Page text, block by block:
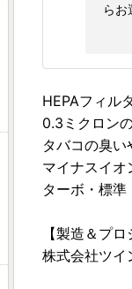
らお
HEPAフィル
0.3ミクロン
タバコの臭い
マイナスイオ
ターボ・標準
【製造＆プ
株式会社ツイ